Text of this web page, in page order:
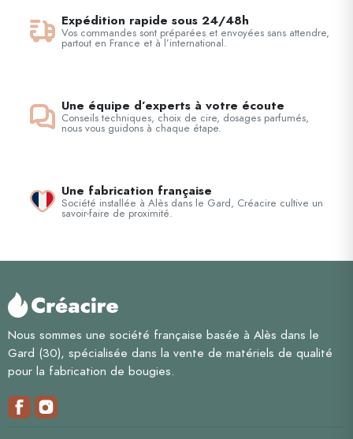
Expédition rapide sous 24/48h
Vos commandes sont préparées et envoyées sans attendre,
partout en France et à l’international.
Une équipe d’experts à votre écoute
Conseils techniques, choix de cire, dosages parfumés,
nous vous guidons à chaque étape.
Une fabrication française
Société installée à Alès dans le Gard, Créacire cultive un
savoir-faire de proximité.
Nous sommes une société française basée à Alès dans le
Gard (30), spécialisée dans la vente de matériels de qualité
pour la fabrication de bougies.